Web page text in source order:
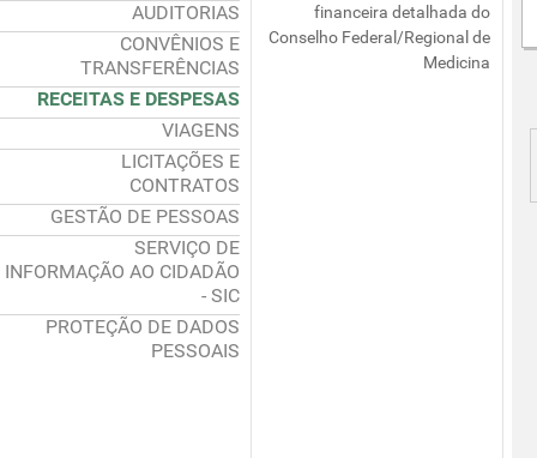
AUDITORIAS
CONVÊNIOS E
TRANSFERÊNCIAS
RECEITAS E DESPESAS
VIAGENS
LICITAÇÕES E
CONTRATOS
GESTÃO DE PESSOAS
SERVIÇO DE
INFORMAÇÃO AO CIDADÃO
- SIC
PROTEÇÃO DE DADOS
PESSOAIS
financeira detalhada do
Conselho Federal/Regional de
Medicina